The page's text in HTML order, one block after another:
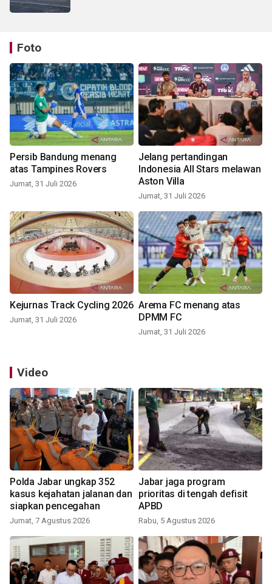
Foto
Persib Bandung menang
atas Tampines Rovers
Jumat, 31 Juli 2026
Jelang pertandingan
Indonesia All Stars melawan
Aston Villa
Jumat, 31 Juli 2026
Kejurnas Track Cycling 2026
Jumat, 31 Juli 2026
Arema FC menang atas
DPMM FC
Jumat, 31 Juli 2026
Video
Polda Jabar ungkap 352
kasus kejahatan jalanan dan
siapkan pencegahan
Jumat, 7 Agustus 2026
Jabar jaga program
prioritas di tengah defisit
APBD
Rabu, 5 Agustus 2026